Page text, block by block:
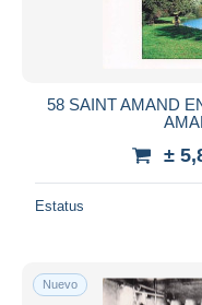
58 SAINT AMAND
±
Estatus
Nuevo